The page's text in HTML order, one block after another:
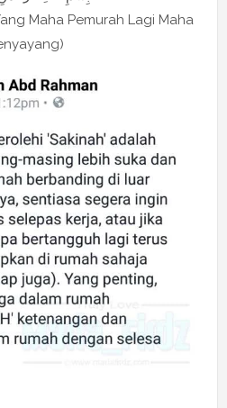
Maha Pemurah Lagi Maha